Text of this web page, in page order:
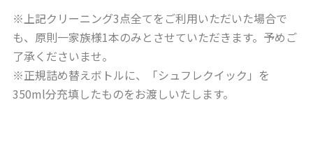
※上記クリーニング3点全てをご利用いただいた場合で
も、原則一家族様1本のみとさせていただきます。 予めご
了承くださいませ。
※正規詰め替えボトルに、「シュフレクイック」を
350ml分充填したものをお渡しいたします。